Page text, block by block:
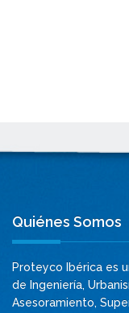
Quiénes Somos
Proteyco Ibérica es
de Ingeniería,
Asesoramiento,